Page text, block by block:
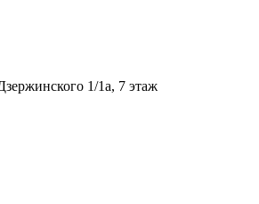
1/1а, 7 этаж